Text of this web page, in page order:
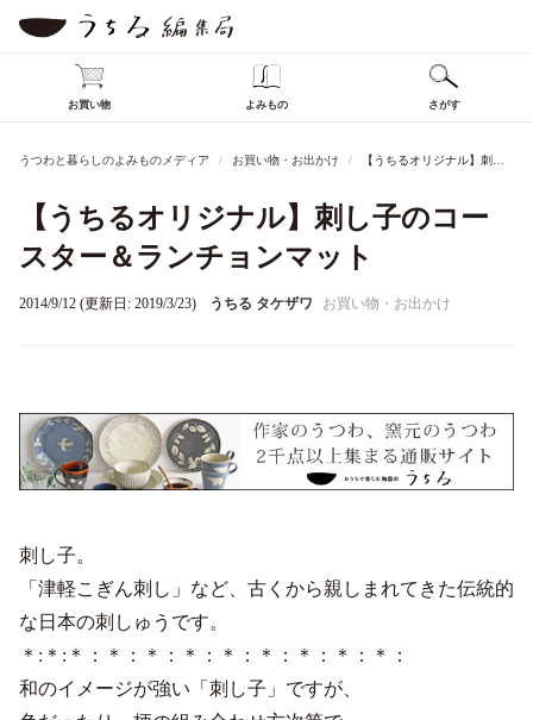
お買い物 よみもの さがす
うつわと暮らしのよみものメディア お買い物・お出かけ 【うちるオリジナル】刺し子のコースター＆ランチョンマット
【うちるオリジナル】刺し子のコー
スター＆ランチョンマット
2014/9/12 (更新日: 2019/3/23) うちる タケザワ お買い物・お出かけ
刺し子。
「津軽こぎん刺し」など、古くから親しまれてきた伝統的
な日本の刺しゅうです。
＊:＊:＊：＊：＊：＊：＊：＊：＊：＊：＊：
和のイメージが強い「刺し子」ですが、